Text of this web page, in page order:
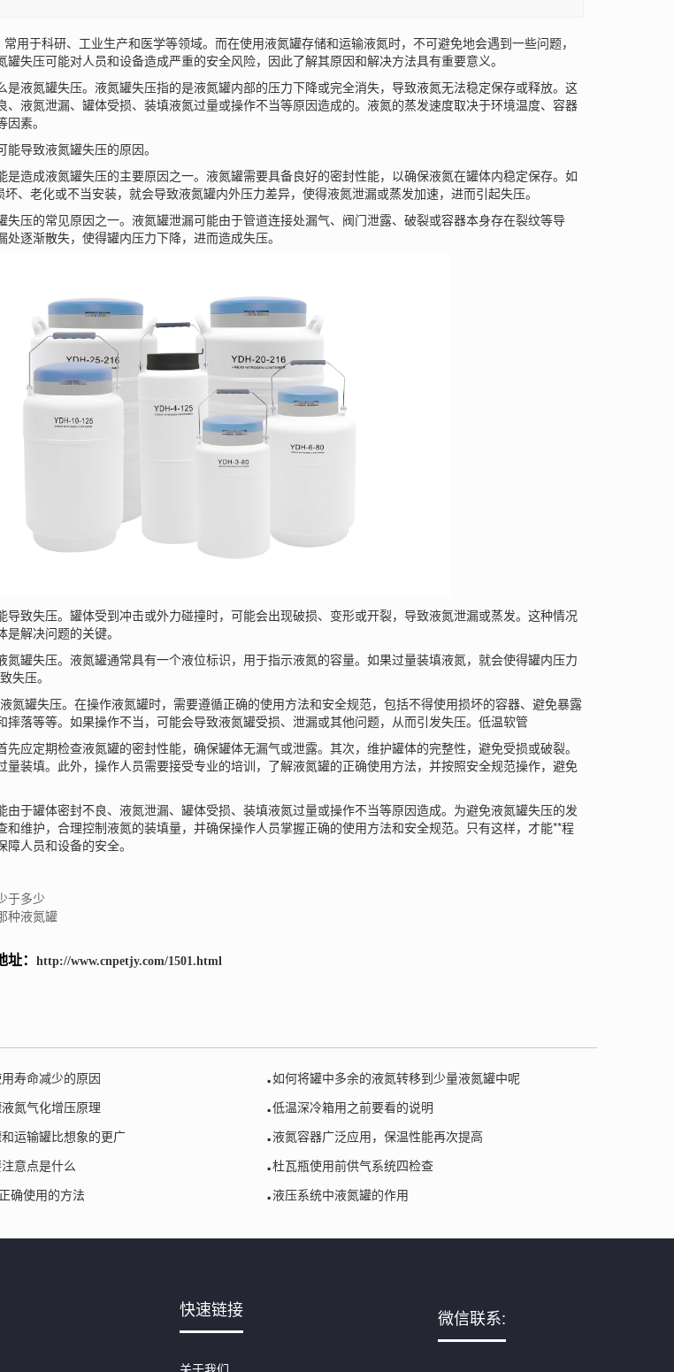
于科研、工业生产和医学等领域。而在使用液氮罐存储和运输液氮时，不可避免地会遇到一些问题，
失压可能对人员和设备造成严重的安全风险，因此了解其原因和解决方法具有重要意义。
液氮罐失压。液氮罐失压指的是液氮罐内部的压力下降或完全消失，导致液氮无法稳定保存或释放。这
、液氮泄漏、罐体受损、装填液氮过量或操作不当等原因造成的。液氮的蒸发速度取决于环境温度、容器
素。
导致液氮罐失压的原因。
造成液氮罐失压的主要原因之一。液氮罐需要具备良好的密封性能，以确保液氮在罐体内稳定保存。如
、老化或不当安装，就会导致液氮罐内外压力差异，使得液氮泄漏或蒸发加速，进而引起失压。
压的常见原因之一。液氮罐泄漏可能由于管道连接处漏气、阀门泄露、破裂或容器本身存在裂纹等导
逐渐散失，使得罐内压力下降，进而造成失压。
致失压。罐体受到冲击或外力碰撞时，可能会出现破损、变形或开裂，导致液氮泄漏或蒸发。这种情况
解决问题的关键。
罐失压。液氮罐通常具有一个液位标识，用于指示液氮的容量。如果过量装填液氮，就会使得罐内压力
失压。
罐失压。在操作液氮罐时，需要遵循正确的使用方法和安全规范，包括不得使用损坏的容器、避免暴露
落等等。如果操作不当，可能会导致液氮罐受损、泄漏或其他问题，从而引发失压。 低温软管
定期检查液氮罐的密封性能，确保罐体无漏气或泄露。其次，维护罐体的完整性，避免受损或破裂。
量装填。此外，操作人员需要接受专业的培训，了解液氮罐的正确使用方法，并按照安全规范操作，避免
由于罐体密封不良、液氮泄漏、罐体受损、装填液氮过量或操作不当等原因造成。为避免液氮罐失压的发
和维护，合理控制液氮的装填量，并确保操作人员掌握正确的使用方法和安全规范。只有这样，才能**程
人员和设备的安全。
于多少
种液氮罐
： http://www.cnpetjy.com/1501.html
寿命减少的原因 .如何将罐中多余的液氮转移到少量液氮罐中呢
氮气化增压原理 .低温深冷箱用之前要看的说明
运输罐比想象的更广 .液氮容器广泛应用，保温性能再次提高
意点是什么 .杜瓦瓶使用前供气系统四检查
确使用的方法 .液压系统中液氮罐的作用
快速链接 微信联系: